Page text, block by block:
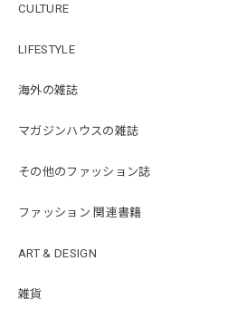
CULTURE
LIFESTYLE
海外の雑誌
マガジンハウスの雑誌
その他のファッション誌
ファッション 関連書籍
ART & DESIGN
雑貨